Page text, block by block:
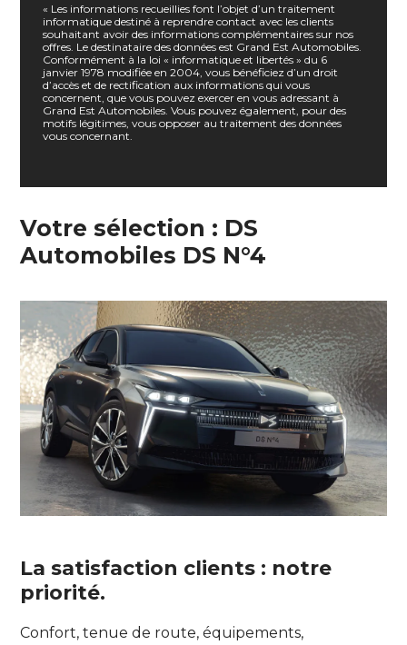
Votre sélection : DS
Automobiles DS N°4
La satisfaction clients : notre
priorité.
Confort, tenue de route, équipements,
« Les informations recueillies font l’objet d’un traitement
informatique destiné à reprendre contact avec les clients
souhaitant avoir des informations complémentaires sur nos
offres. Le destinataire des données est Grand Est Automobiles.
Conformément à la loi « informatique et libertés » du 6
janvier 1978 modifiée en 2004, vous bénéficiez d’un droit
d’accès et de rectification aux informations qui vous
concernent, que vous pouvez exercer en vous adressant à
Grand Est Automobiles. Vous pouvez également, pour des
motifs légitimes, vous opposer au traitement des données
vous concernant.